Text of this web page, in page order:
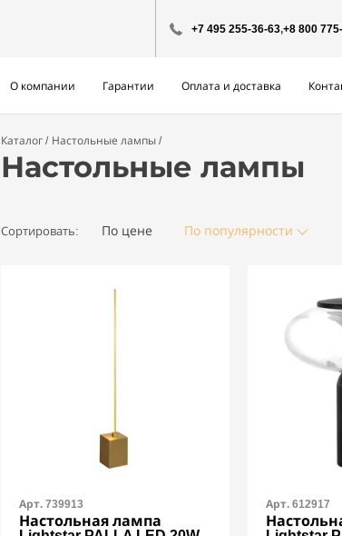
+7 495 255-36-63,+8 800
О компании Гарантии Оплата и доставка
Каталог Настольные лампы
Настольные лампы
Сортировать: По цене По популярности
Арт. 739913
Настольная лампа
Арт. 612917